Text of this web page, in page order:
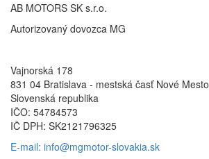
AB MOTORS SK s.r.o.
Autorizovaný dovozca MG
Vajnorská 178
831 04 Bratislava - mestská časť Nové Mesto
Slovenská republika
IČO: 54784573
IČ DPH: SK2121796325
E-mail: info@mgmotor-slovakia.sk